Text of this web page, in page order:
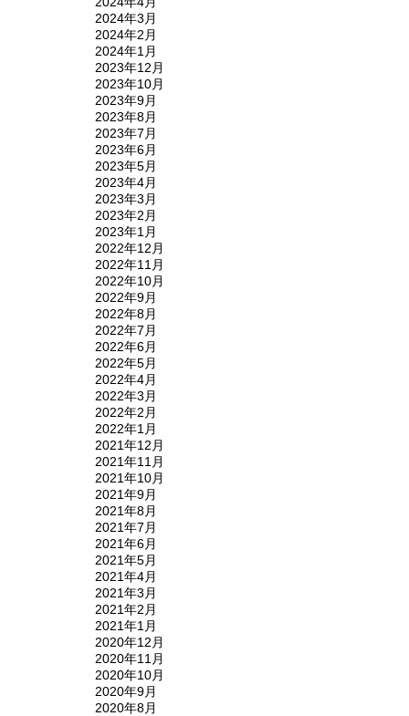
2024年3月
2024年2月
2024年1月
2023年12月
2023年10月
2023年9月
2023年8月
2023年7月
2023年6月
2023年5月
2023年4月
2023年3月
2023年2月
2023年1月
2022年12月
2022年11月
2022年10月
2022年9月
2022年8月
2022年7月
2022年6月
2022年5月
2022年4月
2022年3月
2022年2月
2022年1月
2021年12月
2021年11月
2021年10月
2021年9月
2021年8月
2021年7月
2021年6月
2021年5月
2021年4月
2021年3月
2021年2月
2021年1月
2020年12月
2020年11月
2020年10月
2020年9月
2020年8月